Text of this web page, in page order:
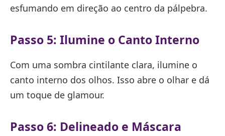
esfumando em direção ao centro da pálpebra.
Passo 5: Ilumine o Canto Interno
Com uma sombra cintilante clara, ilumine o
canto interno dos olhos. Isso abre o olhar e dá
um toque de glamour.
Passo 6: Delineado e Máscara